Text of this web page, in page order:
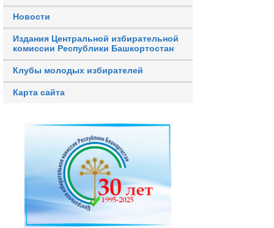
Новости
Издания Центральной избирательной
комиссии Республики Башкортостан
Клубы молодых избирателей
Карта сайта